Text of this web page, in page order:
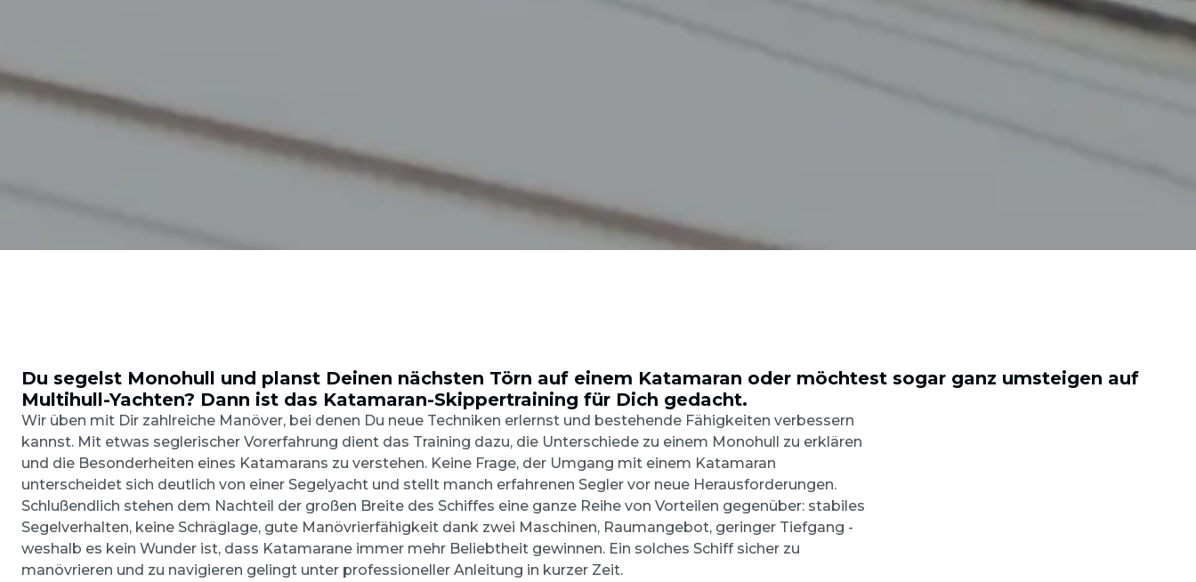
Du segelst Monohull und planst Deinen nächsten Törn auf einem Katamaran oder möchtest sogar ganz umsteigen auf
Multihull-Yachten? Dann ist das Katamaran-Skippertraining für Dich gedacht.
Wir üben mit Dir zahlreiche Manöver, bei denen Du neue Techniken erlernst und bestehende Fähigkeiten verbessern
kannst. Mit etwas seglerischer Vorerfahrung dient das Training dazu, die Unterschiede zu einem Monohull zu erklären
und die Besonderheiten eines Katamarans zu verstehen. Keine Frage, der Umgang mit einem Katamaran
unterscheidet sich deutlich von einer Segelyacht und stellt manch erfahrenen Segler vor neue Herausforderungen.
Schlußendlich stehen dem Nachteil der großen Breite des Schiffes eine ganze Reihe von Vorteilen gegenüber: stabiles
Segelverhalten, keine Schräglage, gute Manövrierfähigkeit dank zwei Maschinen, Raumangebot, geringer Tiefgang -
weshalb es kein Wunder ist, dass Katamarane immer mehr Beliebtheit gewinnen. Ein solches Schiff sicher zu
manövrieren und zu navigieren gelingt unter professioneller Anleitung in kurzer Zeit.